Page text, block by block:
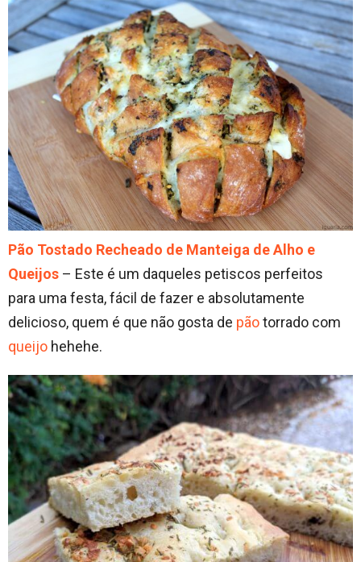
Pão Tostado Recheado de Manteiga de Alho e
Queijos – Este é um daqueles petiscos perfeitos
para uma festa, fácil de fazer e absolutamente
delicioso, quem é que não gosta de pãotorrado com
queijo hehehe.